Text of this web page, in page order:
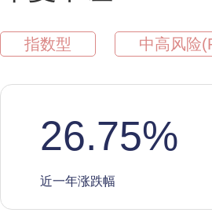
指数型 中高风险
26.75%
近一年涨跌幅